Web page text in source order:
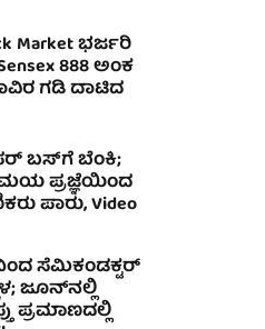
Market ಭರ್ಜರಿ
888 ಅಂಕ
ಗಡಿ ದಾಟಿದ
ಬಸ್‌ಗೆ ಬೆಂಕಿ;
ಪ್ರಜ್ಞೆಯಿಂದ
ಪಾರು, Video
ಸೆಮಿಕಂಡಕ್ಟರ್
ಜೂನ್‌ನಲ್ಲಿ
ಪ್ರಮಾಣದಲ್ಲಿ